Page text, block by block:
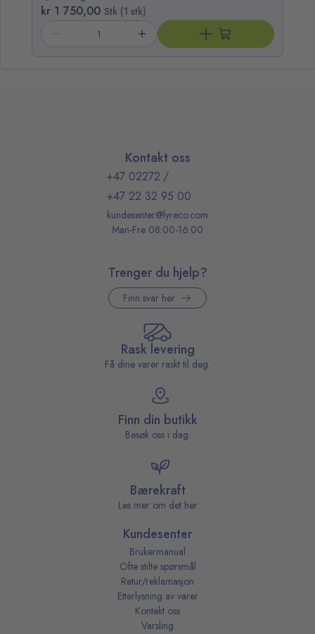
kr 1 750,00 Stk (1 stk)
Kontakt oss
+47 02272 /
+47 22 32 95 00
kundesenter@lyreco.com
Man-Fre 08:00-16:00
Trenger du hjelp?
Finn svar her
Rask levering
Få dine varer raskt til deg.
Finn din butikk
Besøk oss i dag.
Bærekraft
Les mer om det her
Kundesenter
Brukermanual
Ofte stilte spørsmål
Retur/reklamasjon
Etterlysning av varer
Kontakt oss
Varsling